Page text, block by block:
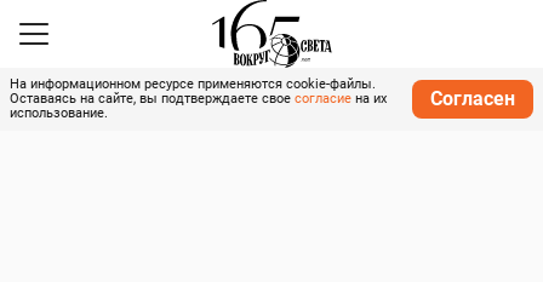
На информационном ресурсе применяются cookie-файлы.
Оставаясь на сайте, вы подтверждаете свое согласие на их
использование.
Согласен